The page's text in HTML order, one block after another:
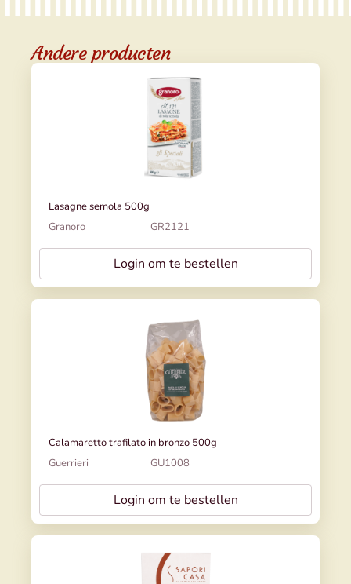
Andere producten
Lasagne semola 500g
Granoro
GR2121
Login om te bestellen
Calamaretto trafilato in bronzo 500g
Guerrieri
GU1008
Login om te bestellen